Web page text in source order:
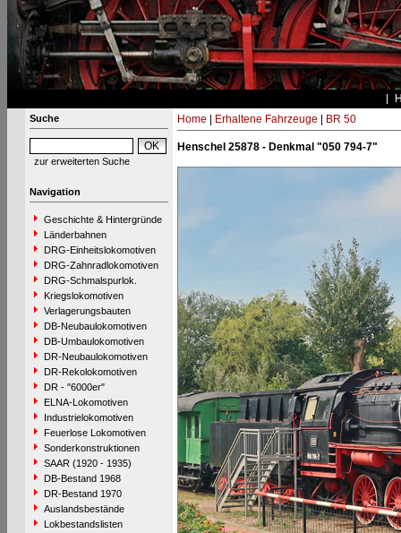
Suche
zur erweiterten Suche
Navigation
Geschichte & Hintergründe
Länderbahnen
DRG-Einheitslokomotiven
DRG-Zahnradlokomotiven
DRG-Schmalspurlok.
Kriegslokomotiven
Verlagerungsbauten
DB-Neubaulokomotiven
DB-Umbaulokomotiven
DR-Neubaulokomotiven
DR-Rekolokomotiven
DR - "6000er"
ELNA-Lokomotiven
Industrielokomotiven
Feuerlose Lokomotiven
Sonderkonstruktionen
SAAR (1920 - 1935)
DB-Bestand 1968
DR-Bestand 1970
Auslandsbestände
Lokbestandslisten
Home Erhaltene Fahrzeuge BR 50
Henschel 25878 - Denkmal "050 794-7"